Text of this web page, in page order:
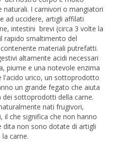
naturali. I carnivori o mangiatori
ad uccidere, artigli affilati
intestini brevi (circa 3 volte la
rapido smaltimento del
materiali putrefatti.
altamente acidi necessari
piume e una notevole enzima
l'acido urico, un sottoprodotto
un grande fegato che aiuta
dei sottoprodotti della carne.
nati frugivori,
il che significa che non hanno
dita non sono dotate di artigli
carne.